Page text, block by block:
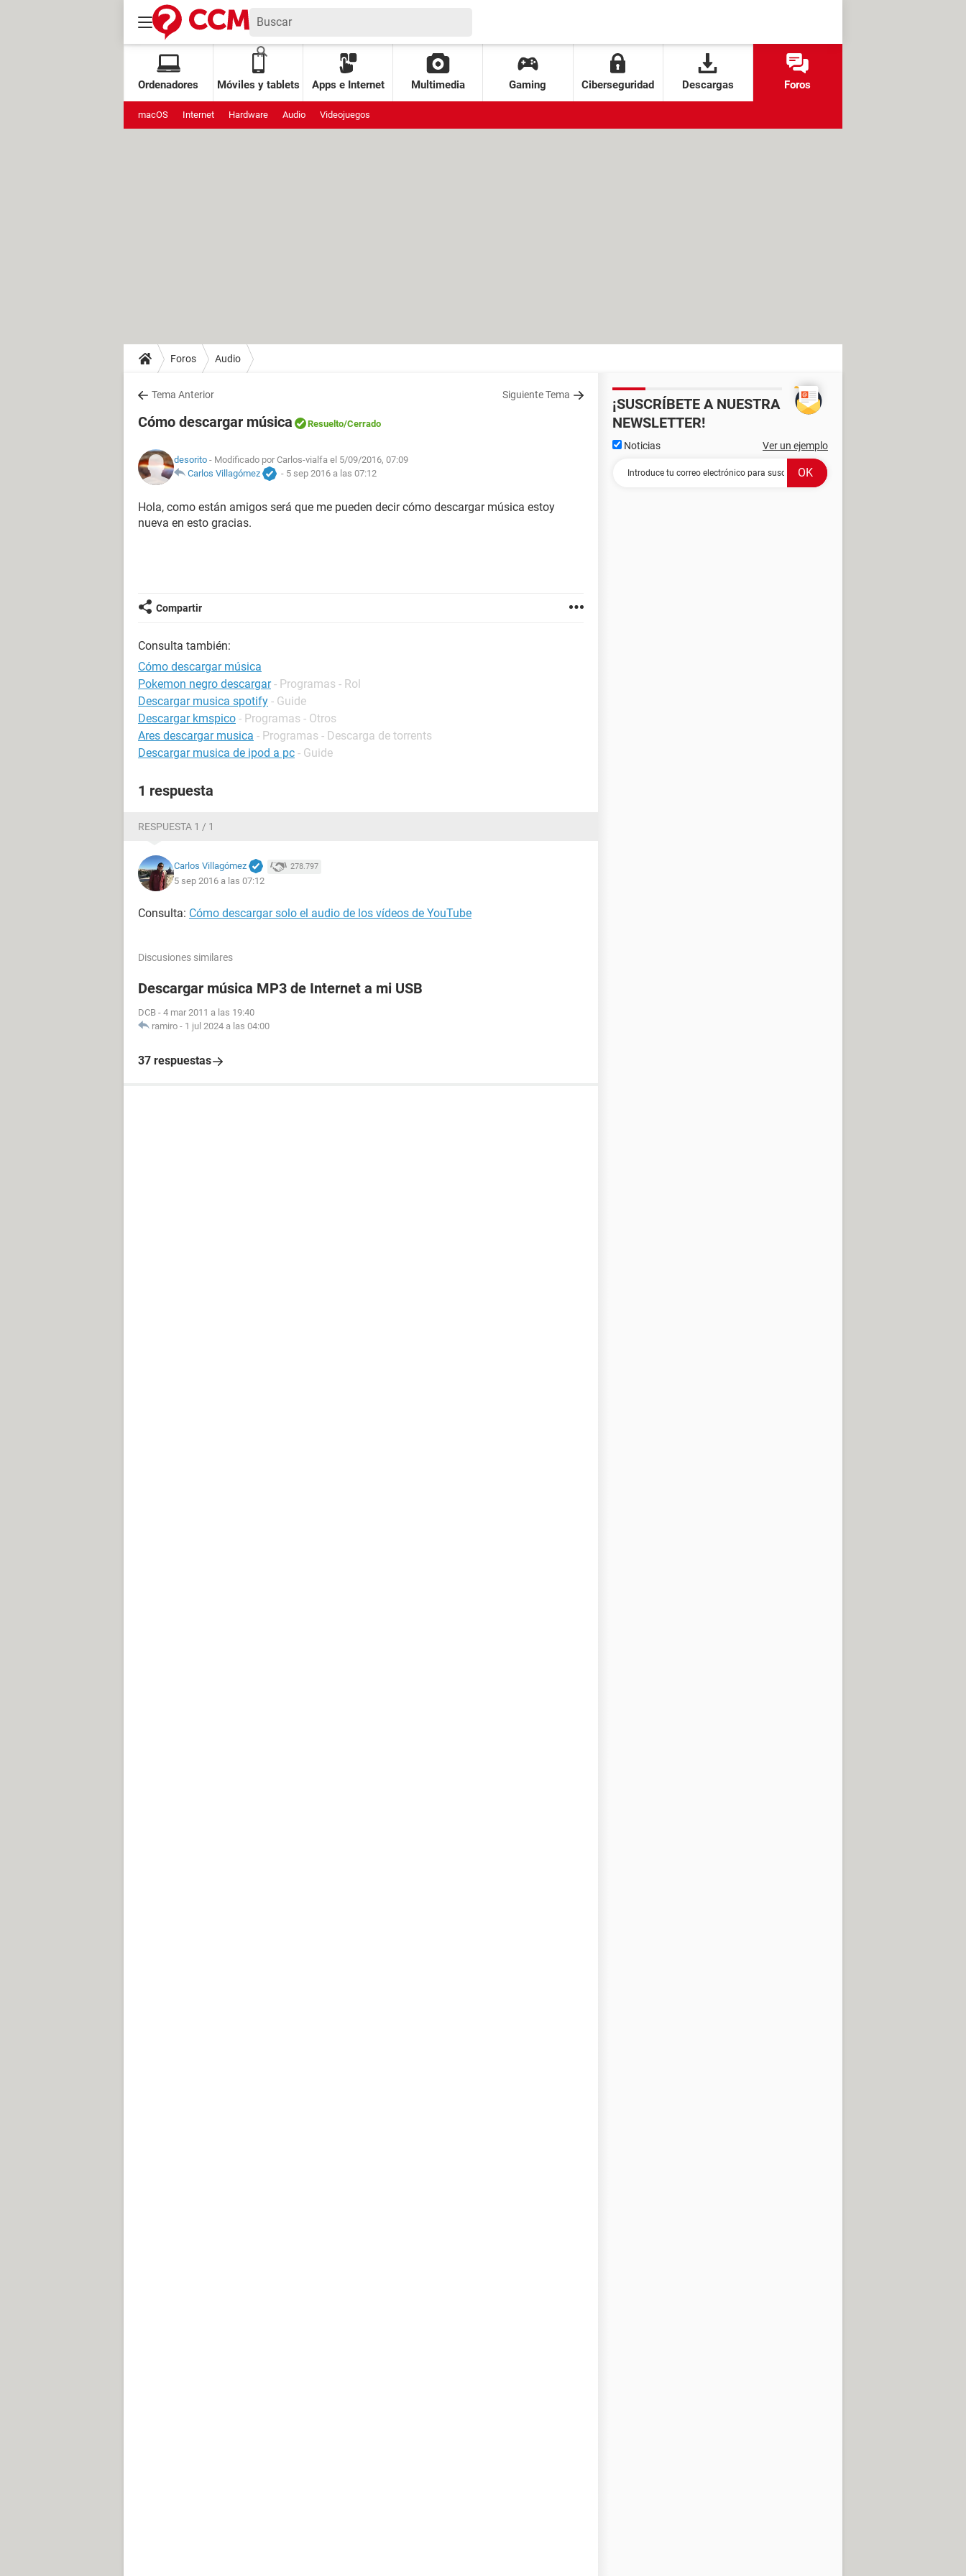
Ordenadores Móviles y tablets Apps e Internet Multimedia Gaming Ciberseguridad Descargas Foros
macOS Internet Hardware Audio Videojuegos
Foros Audio
Tema Anterior Siguiente Tema
Cómo descargar música Resuelto/Cerrado
desorito - Modificado por Carlos-vialfa el 5/09/2016, 07:09
Carlos Villagómez
- 5 sep 2016 a las 07:12
Hola, como están amigos será que me pueden decir cómo descargar música estoy
nueva en esto gracias.
Compartir
Consulta también:
Cómo descargar música
Pokemon negro descargar - Programas - Rol
Descargar musica spotify - Guide
Descargar kmspico - Programas - Otros
Ares descargar musica - Programas - Descarga de torrents
Descargar musica de ipod a pc - Guide
1 respuesta
RESPUESTA 1 / 1
Carlos Villagómez 278.797
5 sep 2016 a las 07:12
Consulta: Cómo descargar solo el audio de los vídeos de YouTube
Discusiones similares
Descargar música MP3 de Internet a mi USB
DCB - 4 mar 2011 a las 19:40
ramiro - 1 jul 2024 a las 04:00
37 respuestas
¡SUSCRÍBETE A NUESTRA
NEWSLETTER!
Noticias Ver un ejemplo